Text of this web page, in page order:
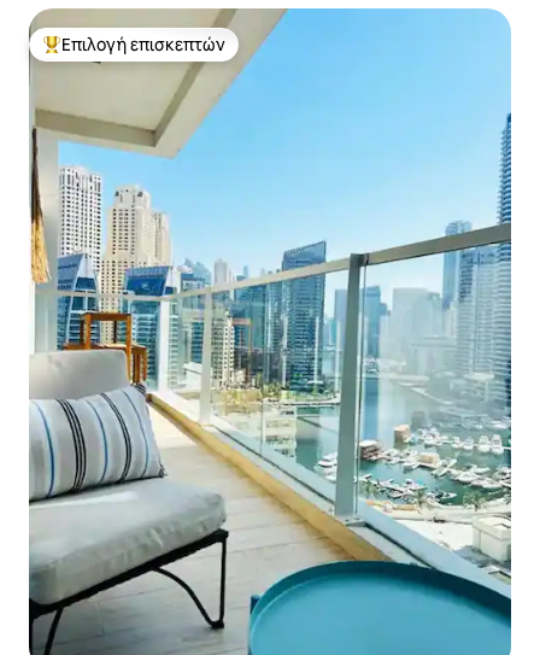
Κορυφαία επιλογή επισκεπτών
Επιλογή επισκεπτών